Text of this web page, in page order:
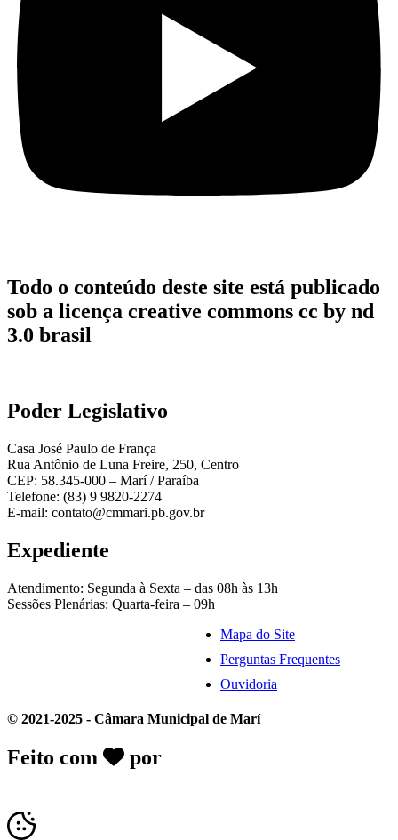
Todo o conteúdo deste site está publicado
sob a licença creative commons cc by nd
3.0 brasil
Poder Legislativo
Casa José Paulo de França
Rua Antônio de Luna Freire, 250, Centro
CEP: 58.345-000 – Marí / Paraíba
Telefone: (83) 9 9820-2274
E-mail: contato@cmmari.pb.gov.br
Expediente
Atendimento: Segunda à Sexta – das 08h às 13h
Sessões Plenárias: Quarta-feira – 09h
Mapa do Site
Perguntas Frequentes
Ouvidoria
© 2021-2025 - Câmara Municipal de Marí
Feito com por